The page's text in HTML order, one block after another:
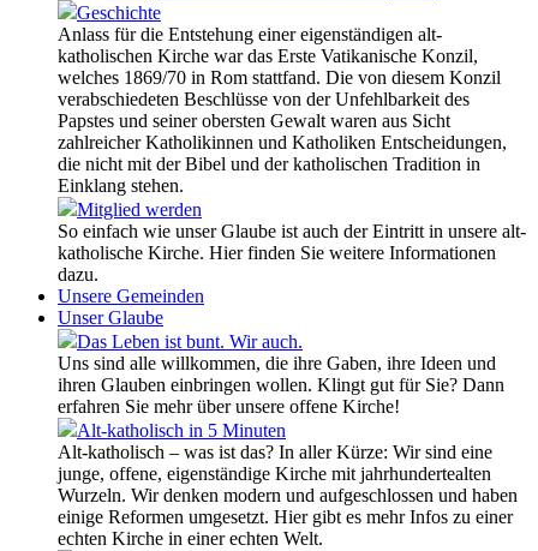
Geschichte
Anlass für die Entstehung einer eigenständigen alt-
katholischen Kirche war das Erste Vatikanische Konzil,
welches 1869/70 in Rom stattfand. Die von diesem Konzil
verabschiedeten Beschlüsse von der Unfehlbarkeit des
Papstes und seiner obersten Gewalt waren aus Sicht
zahlreicher Katholikinnen und Katholiken Entscheidungen,
die nicht mit der Bibel und der katholischen Tradition in
Einklang stehen.
Mitglied werden
So einfach wie unser Glaube ist auch der Eintritt in unsere alt-
katholische Kirche. Hier finden Sie weitere Informationen
dazu.
Unsere Gemeinden
Unser Glaube
Das Leben ist bunt. Wir auch.
Uns sind alle willkommen, die ihre Gaben, ihre Ideen und
ihren Glauben einbringen wollen. Klingt gut für Sie? Dann
erfahren Sie mehr über unsere offene Kirche!
Alt-katholisch in 5 Minuten
Alt-katholisch – was ist das? In aller Kürze: Wir sind eine
junge, offene, eigenständige Kirche mit jahrhundertealten
Wurzeln. Wir denken modern und aufgeschlossen und haben
einige Reformen umgesetzt. Hier gibt es mehr Infos zu einer
echten Kirche in einer echten Welt.